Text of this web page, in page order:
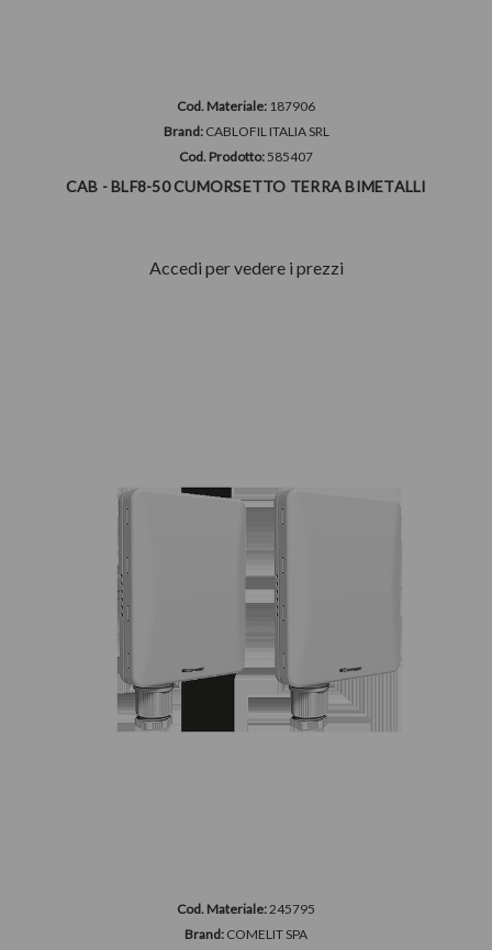
Cod. Materiale: 187906
Brand: CABLOFIL ITALIA SRL
Cod. Prodotto:585407
CAB - BLF8-50 CUMORSETTO TERRA BIMETALLI
Accedi per vedere i prezzi
Cod. Materiale:245795
Brand: COMELIT SPA